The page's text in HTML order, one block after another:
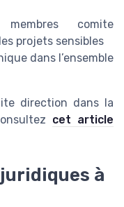
comite
projets sensibles
dans l’ensemble
direction dans la
cet article
à